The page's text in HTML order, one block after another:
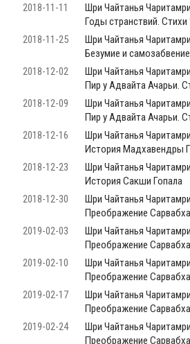
2018-11-11
Шри Чайтанья
Годы странствий. Стихи
2018-11-25
Шри Чайтанья
Безумие и самозабвение
2018-12-02
Шри Чайтанья
Пир у Адвайта Ачарьи.
2018-12-09
Шри Чайтанья
Пир у Адвайта Ачарьи.
2018-12-16
Шри Чайтанья
История Мадхавендры
2018-12-23
Шри Чайтанья
История Сакши Гопала
2018-12-30
Шри Чайтанья
Преображение
2019-02-03
Шри Чайтанья
Преображение
2019-02-10
Шри Чайтанья
Преображение
2019-02-17
Шри Чайтанья
Преображение
2019-02-24
Шри Чайтанья
Преображение